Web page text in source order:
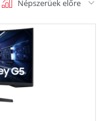
Népszerüek előre